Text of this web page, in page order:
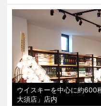
ウイスキーを中心に約600
大須店」店内